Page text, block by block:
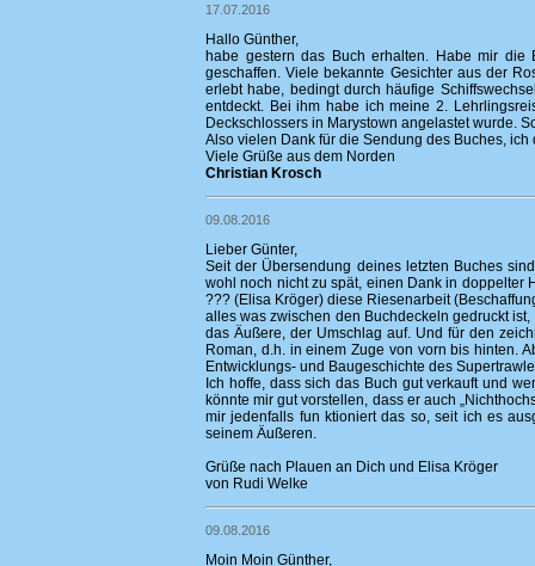
17.07.2016
Hallo Günther,
habe gestern das Buch erhalten. Habe mir die
geschaffen. Viele bekannte Gesichter aus der
erlebt habe, bedingt durch häufige
entdeckt. Bei ihm habe ich meine 2.
Deckschlossers in Marystown angelastet wurde.
Also vielen Dank für die Sendung des Buches,
Viele Grüße aus dem Norden
Christian Krosch
09.08.2016
Lieber Günter,
Seit der Übersendung deines letzten Buches
wohl noch nicht zu spät, einen Dank in doppelter
??? (Elisa Kröger) diese Riesenarbeit
alles was zwischen den Buchdeckeln gedruckt
das Äußere, der Umschlag auf. Und für den
Roman, d.h. in einem Zuge von vorn bis hinten.
Entwicklungs- und Baugeschichte des
Ich hoffe, dass sich das Buch gut verkauft und
könnte mir gut vorstellen, dass er auch
mir jedenfalls fun ktioniert das so, seit ich es
seinem Äußeren.
Grüße nach Plauen an Dich und Elisa Kröger
von Rudi Welke
09.08.2016
Moin Moin Günther,